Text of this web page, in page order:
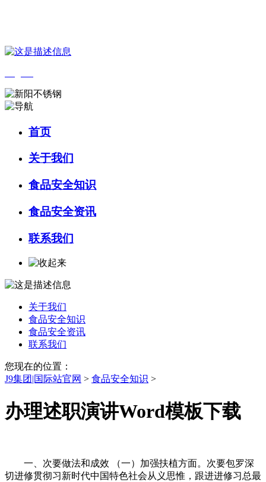
首页
关于我们
食品安全知识
食品安全资讯
联系我们
关于我们
食品安全知识
食品安全资讯
联系我们
您现在的位置：
J9集团|国际站官网 > 食品安全知识 >
办理述职演讲Word模板下载
一、次要做法和成效 （一）加强扶植方面。次要包罗深
切进修贯彻习新时代中国特色社会从义思惟，跟进进修习总最